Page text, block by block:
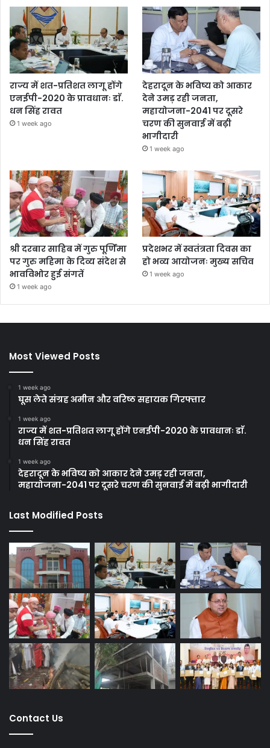
राज्य में शत-प्रतिशत लागू होंगे
एनईपी-2020 के प्रावधानः डाॅ.
धन सिंह रावत
1 week ago
देहरादून के भविष्य को आकार
देने उमड़ रही जनता,
महायोजना-2041 पर दूसरे
चरण की सुनवाई में बढ़ी
भागीदारी
1 week ago
श्री दरबार साहिब में गुरु पूर्णिमा
पर गुरु महिमा के दिव्य संदेश से
भावविभोर हुई संगतें
1 week ago
प्रदेशभर में स्वतंत्रता दिवस का
हो भव्य आयोजनः मुख्य सचिव
1 week ago
Most Viewed Posts
1 week ago
घूस लेते संग्रह अमीन और वरिष्ठ सहायक गिरफ्तार
1 week ago
राज्य में शत-प्रतिशत लागू होंगे एनईपी-2020 के प्रावधानः डाॅ.
धन सिंह रावत
1 week ago
देहरादून के भविष्य को आकार देने उमड़ रही जनता,
महायोजना-2041 पर दूसरे चरण की सुनवाई में बढ़ी भागीदारी
Last Modified Posts
Contact Us